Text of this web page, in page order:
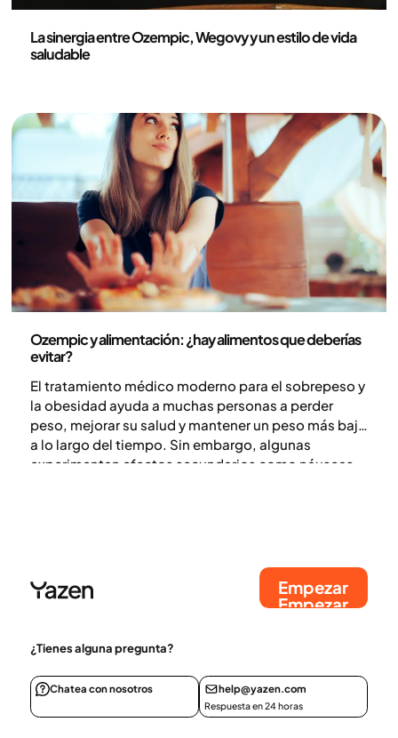
La sinergia entre Ozempic, Wegovy y un estilo de vida
saludable
Ozempic y alimentación: ¿hay alimentos que deberías
evitar?
El tratamiento médico moderno para el sobrepeso y
la obesidad ayuda a muchas personas a perder
peso, mejorar su salud y mantener un peso más bajo
a lo largo del tiempo. Sin embargo, algunas
experimentan efectos secundarios como náuseas,
Empezar
Empezar
¿Tienes alguna pregunta?
Chatea con nosotros help@yazen.com
Respuesta en 24 horas